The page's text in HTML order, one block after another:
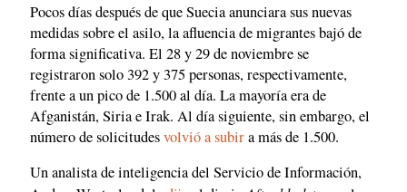
Pocos días después de que Suecia anunciara sus nuevas
medidas sobre el asilo, la afluencia de migrantes bajó de
forma significativa. El 28 y 29 de noviembre se
registraron solo 392 y 375 personas, respectivamente,
frente a un pico de 1.500 al día. La mayoría era de
Afganistán, Siria e Irak. Al día siguiente, sin embargo, el
número de solicitudesvolvió a subira más de 1.500.
Un analista de inteligencia del Servicio de Información,